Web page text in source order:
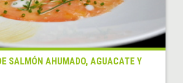
SALMÓN AHUMADO, AGUACATE Y